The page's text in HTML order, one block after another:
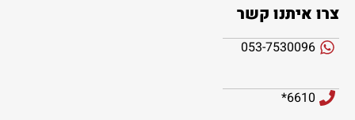
צרו איתנו קשר
053-7530096
6610*